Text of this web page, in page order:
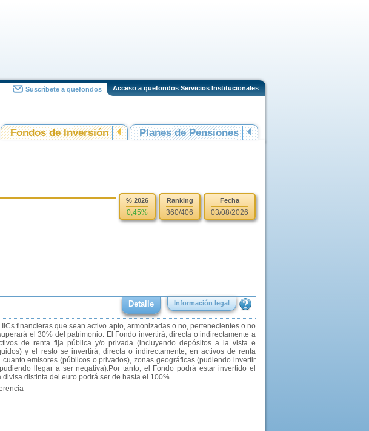
Acceso a quefondos Servicios Institucionales
Suscríbete a quefondos
Fondos de Inversión
Planes de Pensiones
% 2026
0,45%
Ranking
360/406
Fecha
03/08/2026
Detalle Información legal
financieras que sean activo apto, armonizadas o no, pertenecientes o no
el 30% del patrimonio. El Fondo invertirá, directa o indirectamente a
de renta fija pública y/o privada (incluyendo depósitos a la vista e
y el resto se invertirá, directa o indirectamente, en activos de renta
emisores (públicos o privados), zonas geográficas (pudiendo invertir
llegar a ser negativa).Por tanto, el Fondo podrá estar invertido el
distinta del euro podrá ser de hasta el 100%.